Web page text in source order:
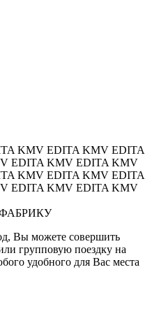
KMV EDITA KMV EDITA
EDITA KMV EDITA KMV
KMV EDITA KMV EDITA
EDITA KMV EDITA KMV
Вы можете совершить
групповую поездку на
удобного для Вас места